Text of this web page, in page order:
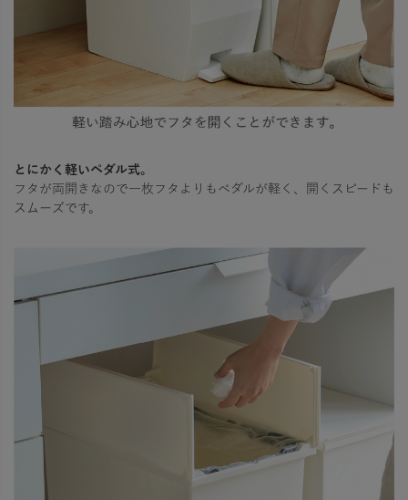
とにかく軽いペダル式。
フタが両開きなので一枚フタよりもペダルが軽く、開くスピードも
スムーズです。